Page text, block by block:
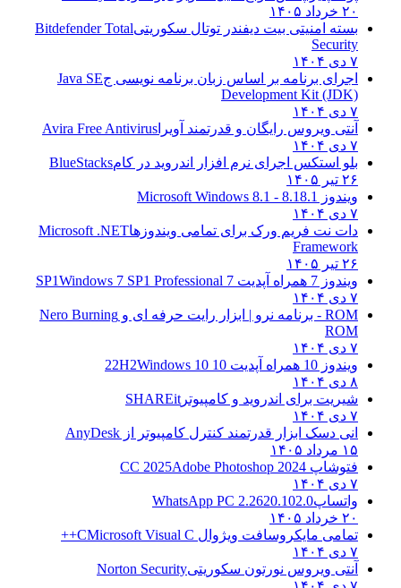
۲۰ خرداد ۱۴۰۵
بسته امنیتی بیت دیفندر توتال سکوریتیBitdefender Total
Security
۷ دی ۱۴۰۴
اجرای برنامه بر اساس زبان برنامه نویسی جJava SE
Development Kit (JDK)
۷ دی ۱۴۰۴
آنتی ویروس رایگان و قدرتمند آویرا Avira Free Antivirus
۷ دی ۱۴۰۴
بلو استکس اجرای نرم افزار اندروید در کامBlueStacks
۲۶ تیر ۱۴۰۵
ویندوز 8.1
8.1 - Microsoft Windows 8.1
۷ دی ۱۴۰۴
دات نت فریم ورک برای تمامی ویندوزهاMicrosoft .NET
Framework
۲۶ تیر ۱۴۰۵
ویندوز 7 همراه آپدیت 7 SP1
Windows 7 SP1 Professional
۷ دی ۱۴۰۴
ROM - برنامه نرو | ابزار رایت حرفه ای و
Nero Burning
ROM
۷ دی ۱۴۰۴
ویندوز 10 همراه آپدیت 10 22H2
Windows 10
۸ دی ۱۴۰۴
شیریت برای اندروید و کامپیوتر SHAREit
۷ دی ۱۴۰۴
انی دسک ابزار قدرتمند کنترل کامپیوتر از AnyDesk
۱۵ مرداد ۱۴۰۵
فتوشاپ CC 2025 Adobe Photoshop 2024
۷ دی ۱۴۰۴
واتساپWhatsApp PC 2.2620.102.0
۲۰ خرداد ۱۴۰۵
تمامی مایکروسافت ویژوال C Microsoft Visual C++
۷ دی ۱۴۰۴
آنتی ویروس نورتون سکوریتیNorton Security